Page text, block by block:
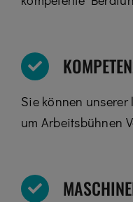
Sie können
um Arbeitsbühnen